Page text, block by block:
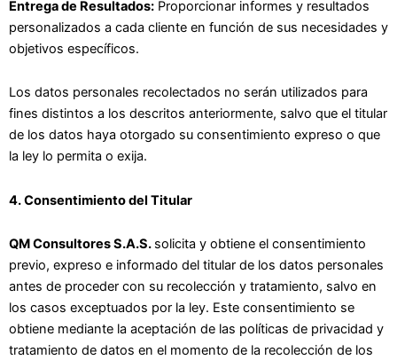
Entrega de Resultados: Proporcionar informes y resultados
personalizados a cada cliente en función de sus necesidades y
objetivos específicos.
Los datos personales recolectados no serán utilizados para
fines distintos a los descritos anteriormente, salvo que el titular
de los datos haya otorgado su consentimiento expreso o que
la ley lo permita o exija.
4. Consentimiento del Titular
QM Consultores S.A.S. solicita y obtiene el consentimiento
previo, expreso e informado del titular de los datos personales
antes de proceder con su recolección y tratamiento, salvo en
los casos exceptuados por la ley. Este consentimiento se
obtiene mediante la aceptación de las políticas de privacidad y
tratamiento de datos en el momento de la recolección de los